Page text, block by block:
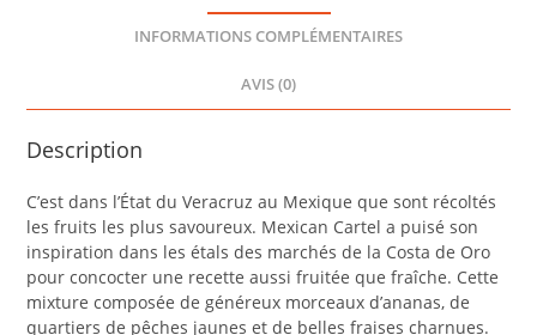
INFORMATIONS COMPLÉMENTAIRES
AVIS (0)
Description
C’est dans l’État du Veracruz au Mexique que sont récoltés
les fruits les plus savoureux. Mexican Cartel a puisé son
inspiration dans les étals des marchés de la Costa de Oro
pour concocter une recette aussi fruitée que fraîche. Cette
mixture composée de généreux morceaux d’ananas, de
quartiers de pêches jaunes et de belles fraises charnues.